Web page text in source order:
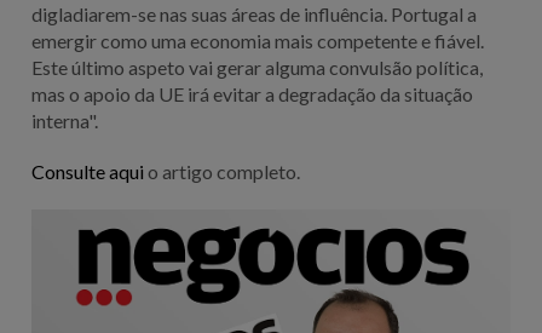
digladiarem-se nas suas áreas de influência. Portugal a
emergir como uma economia mais competente e fiável.
Este último aspeto vai gerar alguma convulsão política,
mas o apoio da UE irá evitar a degradação da situação
interna".
Consulte aqui o artigo completo.